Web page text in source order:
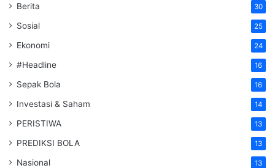
Berita 30
Sosial 25
Ekonomi 24
#Headline 16
Sepak Bola 16
Investasi & Saham 14
PERISTIWA 13
PREDIKSI BOLA 13
Nasional 13